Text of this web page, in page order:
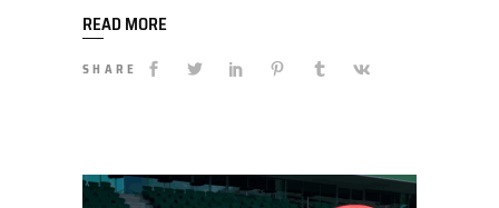
READ MORE
SHARE